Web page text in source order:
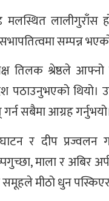
मलस्थित
सम्पन्न
तिलक श्रेष्ठले
थियो।
सबैमा आग्रह
र दीप प्रज्वलन
माला र अबिर
मीठो धुन